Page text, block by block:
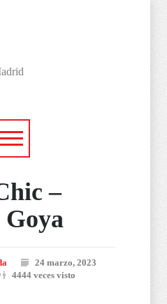
–
Goya
24 marzo, 2023
4444 veces visto